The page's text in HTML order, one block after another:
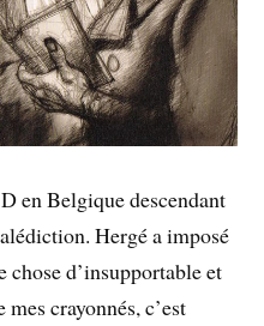
en Belgique descendant
Hergé a imposé
d’insupportable et
crayonnés, c’est